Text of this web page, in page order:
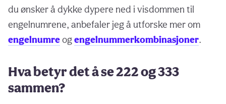
du ønsker å dykke dypere ned i visdommen til
engelnumrene, anbefaler jeg å utforske mer om
engelnumreogengelnummerkombinasjoner.
Hva betyr det å se 222 og 333
sammen?